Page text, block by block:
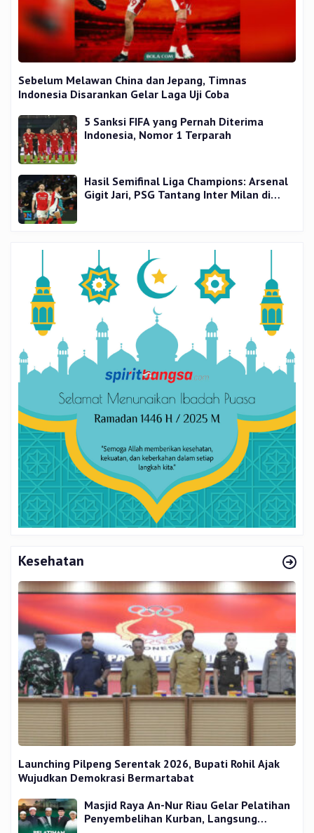
Sebelum Melawan China dan Jepang, Timnas
Indonesia Disarankan Gelar Laga Uji Coba
5 Sanksi FIFA yang Pernah Diterima
Indonesia, Nomor 1 Terparah
Hasil Semifinal Liga Champions: Arsenal
Gigit Jari, PSG Tantang Inter Milan di
Kesehatan
Launching Pilpeng Serentak 2026, Bupati Rohil Ajak
Wujudkan Demokrasi Bermartabat
Masjid Raya An-Nur Riau Gelar Pelatihan
Penyembelihan Kurban, Langsung